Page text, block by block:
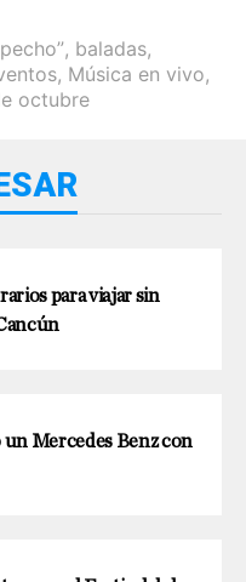
, baladas,
, Música en vivo,
octubre
para viajar sin
un Mercedes Benz con